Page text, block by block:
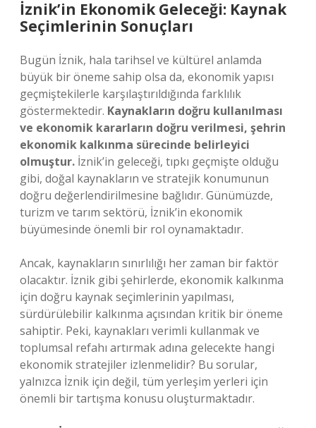
İznik’in Ekonomik Geleceği: Kaynak
Seçimlerinin Sonuçları
Bugün İznik, hala tarihsel ve kültürel anlamda
büyük bir öneme sahip olsa da, ekonomik yapısı
geçmiştekilerle karşılaştırıldığında farklılık
göstermektedir. Kaynakların doğru kullanılması
ve ekonomik kararların doğru verilmesi, şehrin
ekonomik kalkınma sürecinde belirleyici
olmuştur. İznik’in geleceği, tıpkı geçmişte olduğu
gibi, doğal kaynakların ve stratejik konumunun
doğru değerlendirilmesine bağlıdır. Günümüzde,
turizm ve tarım sektörü, İznik’in ekonomik
büyümesinde önemli bir rol oynamaktadır.
Ancak, kaynakların sınırlılığı her zaman bir faktör
olacaktır. İznik gibi şehirlerde, ekonomik kalkınma
için doğru kaynak seçimlerinin yapılması,
sürdürülebilir kalkınma açısından kritik bir öneme
sahiptir. Peki, kaynakları verimli kullanmak ve
toplumsal refahı artırmak adına gelecekte hangi
ekonomik stratejiler izlenmelidir? Bu sorular,
yalnızca İznik için değil, tüm yerleşim yerleri için
önemli bir tartışma konusu oluşturmaktadır.